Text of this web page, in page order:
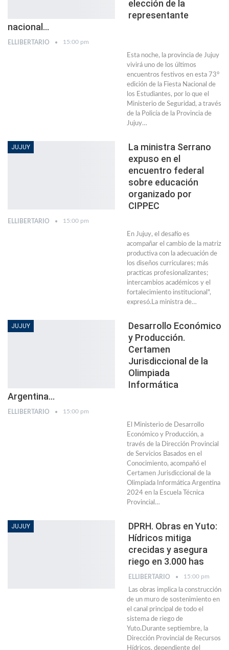
elección de la
representante
nacional…
ELLIBERTARIO 15:00 pm
Esta noche, la provincia de Jujuy
vivirá uno de los últimos
encuentros festivos en esta 73°
edición de la Fiesta Nacional de
los Estudiantes, por lo que el
Ministerio de Seguridad, a través
de la Policía de la Provincia de
Jujuy…
JUJUY
La ministra Serrano
expuso en el
encuentro federal
sobre educación
organizado por
CIPPEC
ELLIBERTARIO 15:00 pm
En Jujuy, el desafío es
acompañar el cambio de la matriz
productiva con la adecuación de
los diseños curriculares; más
practicas profesionalizantes;
intercambios académicos y el
fortalecimiento institucional",
expresó.La ministra de…
JUJUY
Desarrollo Económico
y Producción.
Certamen
Jurisdiccional de la
Olimpiada
Informática
Argentina…
ELLIBERTARIO 15:00 pm
El Ministerio de Desarrollo
Económico y Producción, a
través de la Dirección Provincial
de Servicios Basados en el
Conocimiento, acompañó el
Certamen Jurisdiccional de la
Olimpiada Informática Argentina
2024 en la Escuela Técnica
Provincial…
JUJUY
DPRH. Obras en Yuto:
Hídricos mitiga
crecidas y asegura
riego en 3.000 has
ELLIBERTARIO 15:00 pm
Las obras implica la construcción
de un muro de sostenimiento en
el canal principal de todo el
sistema de riego de
Yuto.Durante septiembre, la
Dirección Provincial de Recursos
Hídricos, dependiente del